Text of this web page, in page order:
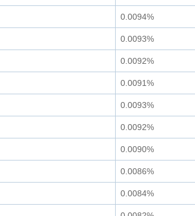
0.0094%
0.0093%
0.0092%
0.0091%
0.0093%
0.0092%
0.0090%
0.0086%
0.0084%